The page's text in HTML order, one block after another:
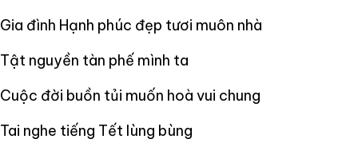
Gia đình Hạnh phúc đẹp tươi muôn nhà
Tật nguyền tàn phế mình ta
Cuộc đời buồn tủi muốn hoà vui chung
Tai nghe tiếng Tết lùng bùng